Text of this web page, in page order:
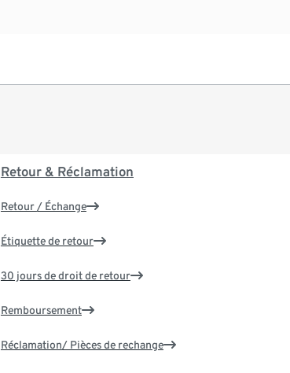
Retour & Réclamation
Retour / Échange
Étiquette de retour
30 jours de droit de retour
Remboursement
Réclamation/ Pièces de rechange